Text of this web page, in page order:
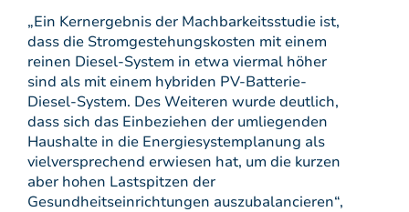
„Ein Kernergebnis der Machbarkeitsstudie ist,
dass die Stromgestehungskosten mit einem
reinen Diesel-System in etwa viermal höher
sind als mit einem hybriden PV-Batterie-
Diesel-System. Des Weiteren wurde deutlich,
dass sich das Einbeziehen der umliegenden
Haushalte in die Energiesystemplanung als
vielversprechend erwiesen hat, um die kurzen
aber hohen Lastspitzen der
Gesundheitseinrichtungen auszubalancieren“,